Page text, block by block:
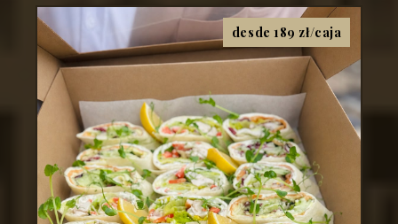
desde 189 zł/caja